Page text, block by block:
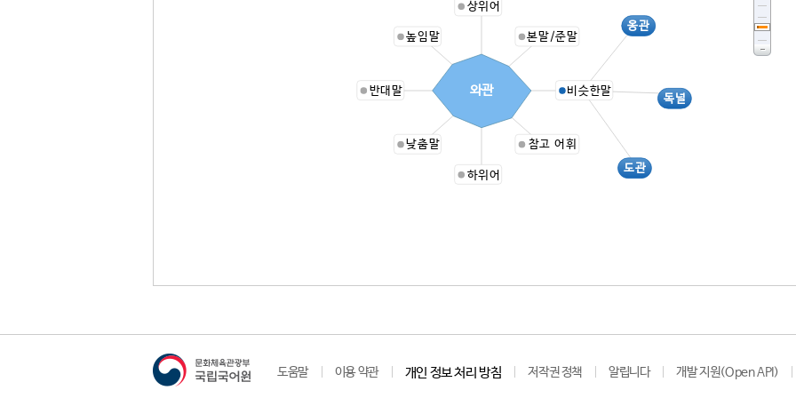
상위어
본말/준말
옹관
도관
독널
비슷한말
참고 어휘
하위어
낮춤말
반대말
높임말
와관
도움말 이용 약관 개인 정보 처리 방침 저작권 정책 알립니다 개발 지원(Open API)